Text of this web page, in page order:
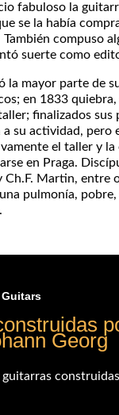
fabuloso la
se la había
compuso
suerte como
la mayor parte de
en 1833
finalizados sus
a su actividad, pero
el taller y la
en Praga.
Ch.F. Martin, entre
pulmonía, pobre,
Guitars
Georg
guitarras